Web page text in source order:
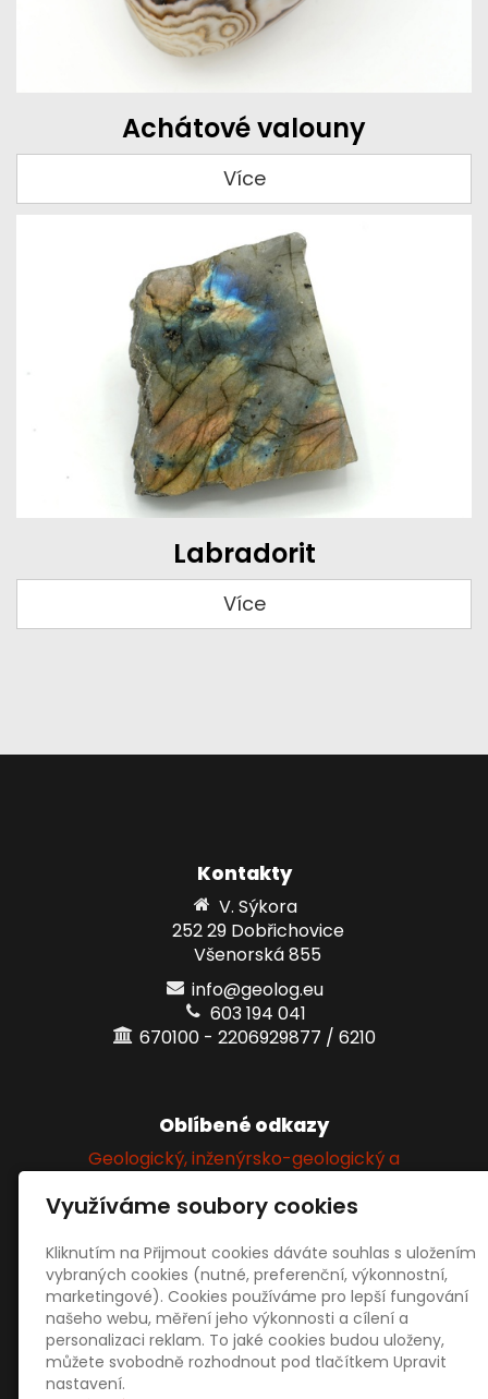
Achátové valouny
Více
Labradorit
Více
Kontakty
V. Sýkora
252 29 Dobřichovice
Všenorská 855
info@geolog.eu
603 194 041
670100 - 2206929877 / 6210
Oblíbené odkazy
Geologický, inženýrsko-geologický a
Sociální sítě
Využíváme soubory cookies
Kliknutím na Přijmout cookies dáváte souhlas s uložením
vybraných cookies (nutné, preferenční, výkonnostní,
marketingové). Cookies používáme pro lepší fungování
našeho webu, měření jeho výkonnosti a cílení a
personalizaci reklam. To jaké cookies budou uloženy,
můžete svobodně rozhodnout pod tlačítkem Upravit
nastavení.